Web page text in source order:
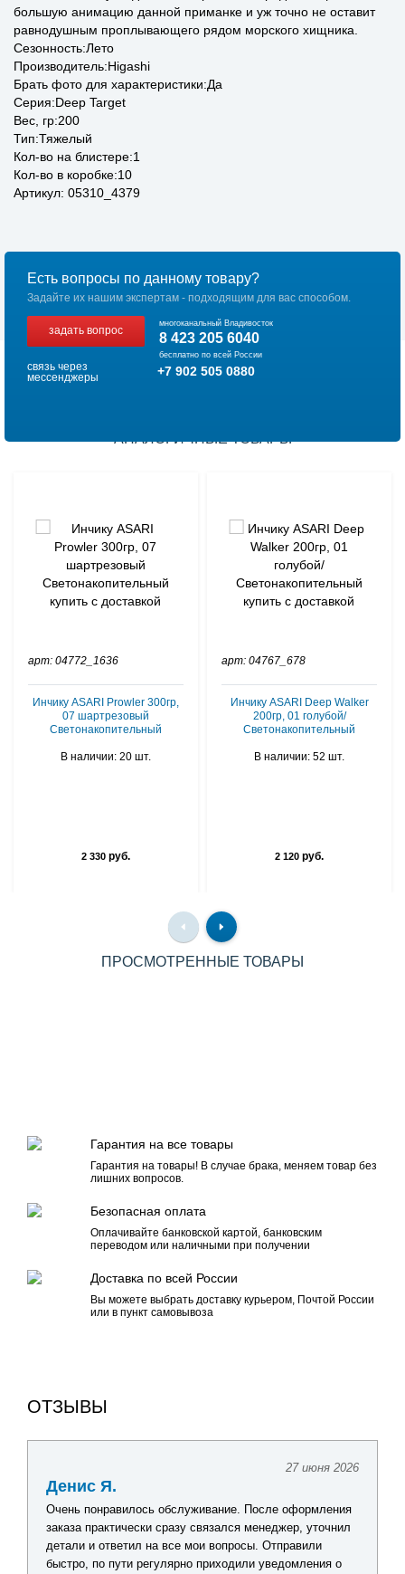
большую анимацию данной приманке и уж точно не оставит
равнодушным проплывающего рядом морского хищника.
Сезонность:Лето
Производитель:Higashi
Брать фото для характеристики:Да
Серия:Deep Target
Вес, гр:200
Тип:Тяжелый
Кол-во на блистере:1
Кол-во в коробке:10
Артикул: 05310_4379
Есть вопросы по данному товару?
Задайте их нашим экспертам - подходящим для вас способом.
задать вопрос
многоканальный Владивосток
8 423 205 6040
бесплатно по всей России
связь через
мессенджеры
+7 902 505 0880
АНАЛОГИЧНЫЕ ТОВАРЫ
арт: 04772_1636
Инчику ASARI Prowler 300гр,
07 шартрезовый
Светонакопительный
В наличии: 20 шт.
2 330 руб.
арт: 04767_678
Инчику ASARI Deep Walker
200гр, 01 голубой/
Светонакопительный
В наличии: 52 шт.
2 120 руб.
ПРОСМОТРЕННЫЕ ТОВАРЫ
Гарантия на все товары
Гарантия на товары! В случае брака, меняем товар без
лишних вопросов.
Безопасная оплата
Оплачивайте банковской картой, банковским
переводом или наличными при получении
Доставка по всей России
Вы можете выбрать доставку курьером, Почтой России
или в пункт самовывоза
ОТЗЫВЫ
27 июня 2026
Денис Я.
Очень понравилось обслуживание. После оформления
заказа практически сразу связался менеджер, уточнил
детали и ответил на все мои вопросы. Отправили
быстро, по пути регулярно приходили уведомления о